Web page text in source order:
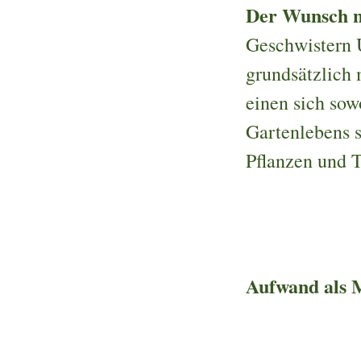
Der Wunsch
Geschwistern
grundsätzlich
einen sich
Gartenlebens
Pflanzen und
Aufwand als